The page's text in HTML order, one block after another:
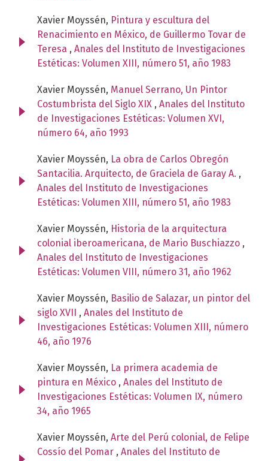
Xavier Moyssén, Pintura y escultura del
Renacimiento en México, de Guillermo Tovar de
Teresa , Anales del Instituto de Investigaciones
Estéticas: Volumen XIII, número 51, año 1983
Xavier Moyssén, Manuel Serrano, Un Pintor
Costumbrista del Siglo XIX , Anales del Instituto
de Investigaciones Estéticas: Volumen XVI,
número 64, año 1993
Xavier Moyssén, La obra de Carlos Obregón
Santacilia. Arquitecto, de Graciela de Garay A. ,
Anales del Instituto de Investigaciones
Estéticas: Volumen XIII, número 51, año 1983
Xavier Moyssén, Historia de la arquitectura
colonial iberoamericana, de Mario Buschiazzo ,
Anales del Instituto de Investigaciones
Estéticas: Volumen VIII, número 31, año 1962
Xavier Moyssén, Basilio de Salazar, un pintor del
siglo XVII , Anales del Instituto de
Investigaciones Estéticas: Volumen XIII, número
46, año 1976
Xavier Moyssén, La primera academia de
pintura en México , Anales del Instituto de
Investigaciones Estéticas: Volumen IX, número
34, año 1965
Xavier Moyssén, Arte del Perú colonial, de Felipe
Cossío del Pomar , Anales del Instituto de